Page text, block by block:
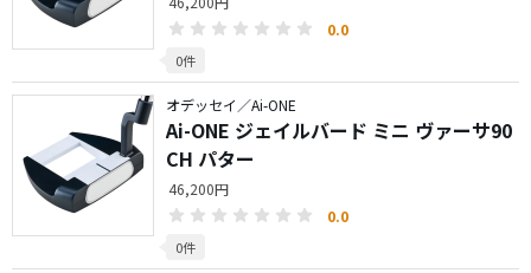
0.0
0件
オデッセイ／Ai-ONE
Ai-ONE ジェイルバード ミニ ヴァーサ90
CH パター
46,200円
0.0
0件